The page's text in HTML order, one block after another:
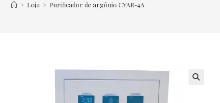
> Loja > Purificador de argônio CYAR-4A